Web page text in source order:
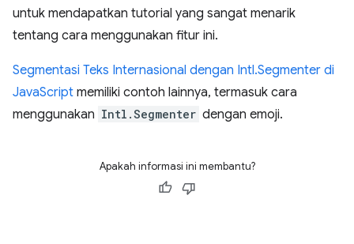
untuk mendapatkan tutorial yang sangat menarik
tentang cara menggunakan fitur ini.
Segmentasi Teks Internasional dengan Intl.Segmenter di
JavaScript memiliki contoh lainnya, termasuk cara
menggunakan Intl.Segmenter dengan emoji.
Apakah informasi ini membantu?